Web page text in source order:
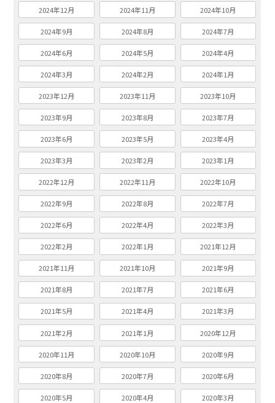
2024年12月 2024年11月 2024年10月
2024年9月 2024年8月 2024年7月
2024年6月 2024年5月 2024年4月
2024年3月 2024年2月 2024年1月
2023年12月 2023年11月 2023年10月
2023年9月 2023年8月 2023年7月
2023年6月 2023年5月 2023年4月
2023年3月 2023年2月 2023年1月
2022年12月 2022年11月 2022年10月
2022年9月 2022年8月 2022年7月
2022年6月 2022年4月 2022年3月
2022年2月 2022年1月 2021年12月
2021年11月 2021年10月 2021年9月
2021年8月 2021年7月 2021年6月
2021年5月 2021年4月 2021年3月
2021年2月 2021年1月 2020年12月
2020年11月 2020年10月 2020年9月
2020年8月 2020年7月 2020年6月
2020年5月 2020年4月 2020年3月